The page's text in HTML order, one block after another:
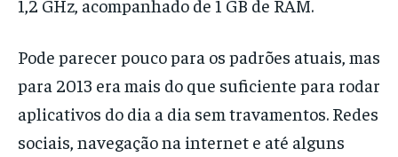
1,2 GHz, acompanhado de 1 GB de RAM.
Pode parecer pouco para os padrões atuais, mas
para 2013 era mais do que suficiente para rodar
aplicativos do dia a dia sem travamentos. Redes
sociais, navegação na internet e até alguns